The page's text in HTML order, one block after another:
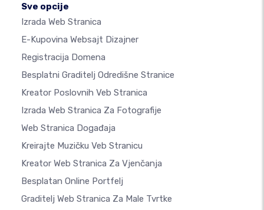
Sve opcije
Izrada Web Stranica
E-Kupovina Websajt Dizajner
Registracija Domena
Besplatni Graditelj Odredišne Stranice
Kreator Poslovnih Veb Stranica
Izrada Web Stranica Za Fotografije
Web Stranica Događaja
Kreirajte Muzičku Veb Stranicu
Kreator Web Stranica Za Vjenčanja
Besplatan Online Portfelj
Graditelj Web Stranica Za Male Tvrtke